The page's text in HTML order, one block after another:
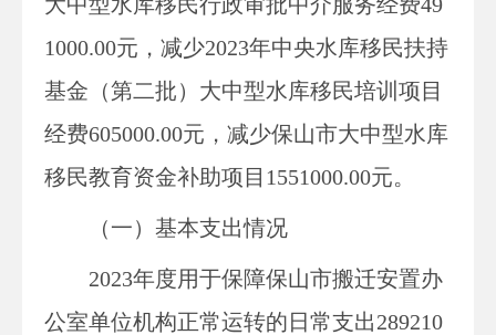
1000.00元，减少2023年中央水库移民扶持
基金（第二批）大中型水库移民培训项目
经费605000.00元，减少保山市大中型水库
移民教育资金补助项目1551000.00元。
（一）基本支出情况
2023年度用于保障保山市搬迁安置办
公室单位机构正常运转的日常支出289210